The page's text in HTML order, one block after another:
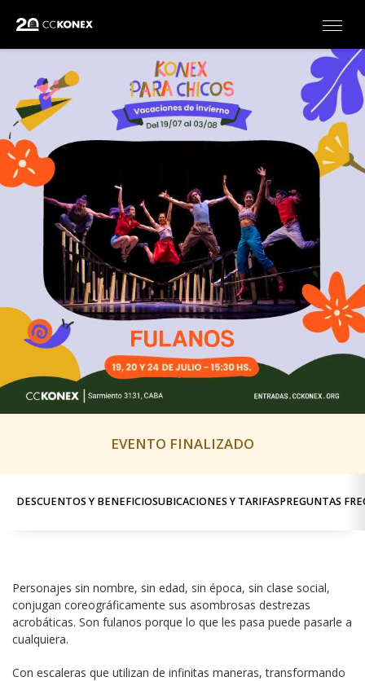
EVENTO FINALIZADO
DESCUENTOS Y BENEFICIOSUBICACIONES Y TARIFASPREGUNTAS
Personajes sin nombre, sin edad, sin época, sin clase social,
conjugan coreográficamente sus asombrosas destrezas
acrobáticas. Son fulanos porque lo que les pasa puede pasarle a
cualquiera.
Con escaleras que utilizan de infinitas maneras, transformando